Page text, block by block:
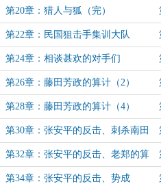
第20章：猎人与狐（完）
第22章：民国狙击手集训大队
（2）
第24章：相谈甚欢的对手们
第26章：藤田芳政的算计（2）
第28章：藤田芳政的算计（4）
第30章：张安平的反击、刺杀南田
洋子（上）
第32章：张安平的反击、老郑的算
计（中一）
第34章：张安平的反击、势成